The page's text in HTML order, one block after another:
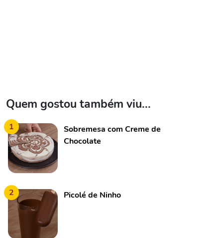
Quem gostou também viu...
1
Sobremesa com Creme de
Chocolate
2 Picolé de Ninho